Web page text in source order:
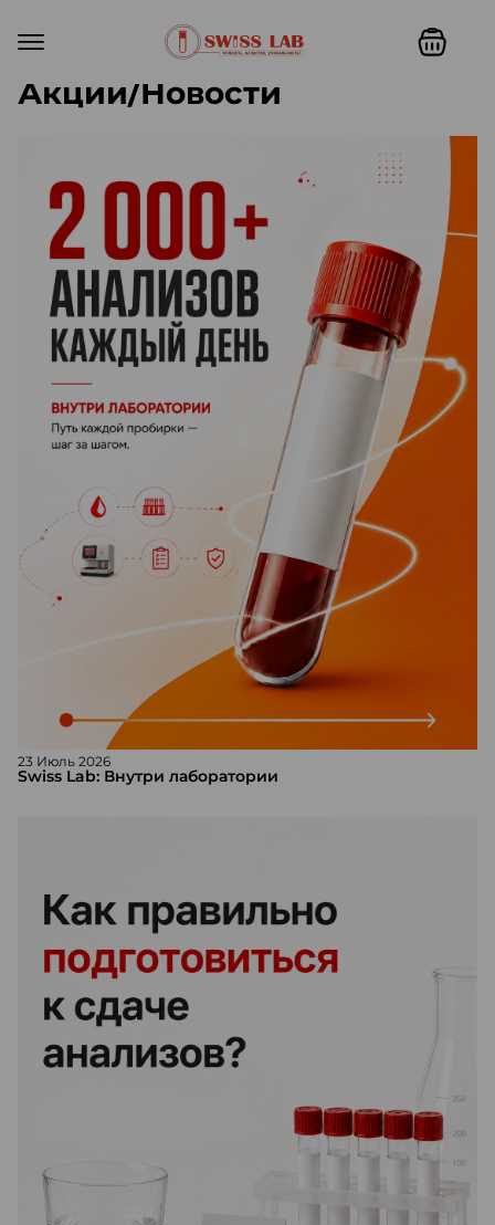
Акции/Новости
23 Июль 2026
Swiss Lab: Внутри лаборатории